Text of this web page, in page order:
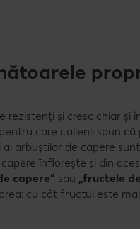
și cresc chiar și
care italienii spun
ai arbuștilor de capere
înflorește și din
capere” sau „fructele
cu cât fructul este